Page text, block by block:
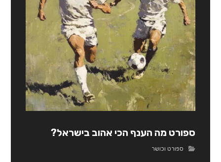
ספורט מה הענף הכי אהוב בישראל?
ספורט וכושר